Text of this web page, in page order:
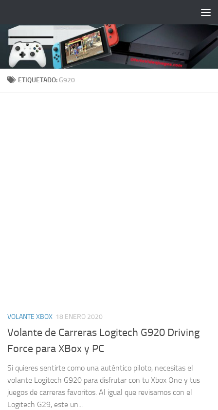
ETIQUETADO: G920
VOLANTE XBOX 18 ENERO 2020
Volante de Carreras Logitech G920 Driving
Force para XBox y PC
Si quieres sentirte como una auténtico piloto, necesitas el
volante Logitech G920 para disfrutar con tu Xbox One y tus
juegos de carreras favoritos. Al igual que revisamos con el
Logitech G29, este un...